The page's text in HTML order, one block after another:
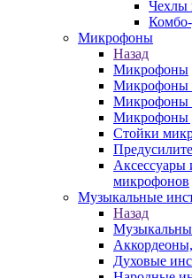
Чехлы
Микрофоны
Назад
Микрофоны
Микрофоны
Микрофоны
Микрофоны
Стойки
Аксессуары
микрофонов
Музыкальные
Назад
Духовые